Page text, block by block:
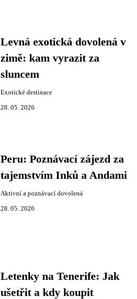
Levná exotická dovolená v
zimě: kam vyrazit za
sluncem
Exotické destinace
28. 05. 2026
Peru: Poznávací zájezd za
tajemstvím Inků a Andami
Aktivní a poznávací dovolená
28. 05. 2026
Letenky na Tenerife: Jak
ušetřit a kdy koupit